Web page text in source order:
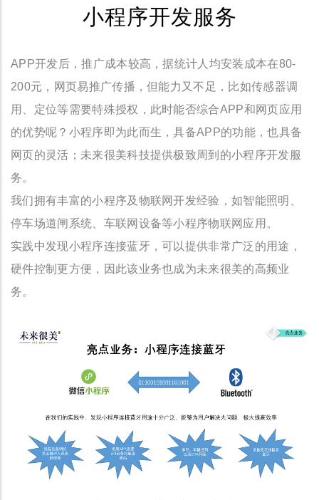
小程序开发服务
APP开发后，推广成本较高，据统计人均安装成本在80-
200元，网页易推广传播，但能力又不足，比如传感器调
用、定位等需要特殊授权，此时能否综合APP和网页应用
的优势呢？小程序即为此而生，具备APP的功能，也具备
网页的灵活；未来很美科技提供极致周到的小程序开发服
务。
我们拥有丰富的小程序及物联网开发经验，如智能照明、
停车场道闸系统、车联网设备等小程序物联网应用。
实践中发现小程序连接蓝牙，可以提供非常广泛的用途，
硬件控制更方便，因此该业务也成为未来很美的高频业
务。